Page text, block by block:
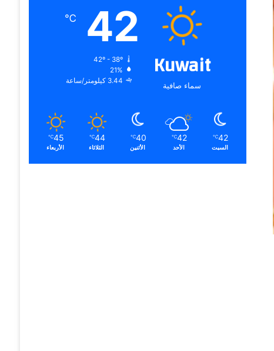
Kuwait
سماء صافية
42
℃
42º - 38º
21%
3.44 كيلومتر/ساعة
42
℃
السبت
42
℃
الأحد
40
℃
الأثنين
44
℃
الثلاثاء
45
℃
الأربعاء